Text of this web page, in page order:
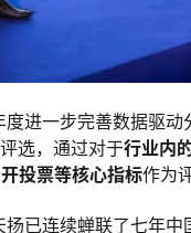
进一步完善数据驱动
选，通过对于行业内
投票等核心指标作为
已连续蝉联了七年中